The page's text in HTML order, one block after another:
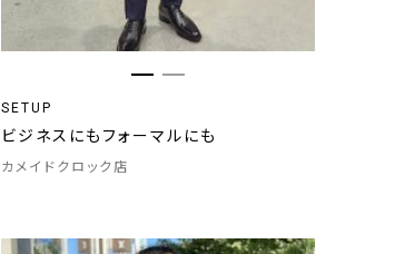
SETUP
ビジネスにもフォーマルにも
カメイドクロック店